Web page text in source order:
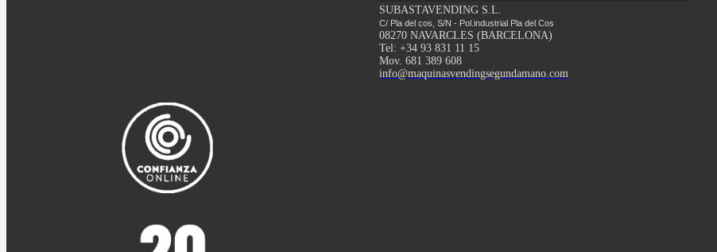
SUBASTAVENDING S.L.
C/ Pla del cos, S/N - Pol.industrial Pla del Cos
08270 NAVARCLES (BARCELONA)
Tel: +34 93 831 11 15
Mov. 681 389 608
info@maquinasvendingsegundamano.com